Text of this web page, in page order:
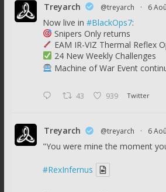
Treyarch @treyarch · 6
Now live in #BlackOps7:
Snipers Only returns
EAM IR-VIZ Thermal Reflex
24 New Weekly Challenges
Machine of War Event
43 939 Twitter
Treyarch @treyarch · 6
"You were mine the moment
#RexInfernus